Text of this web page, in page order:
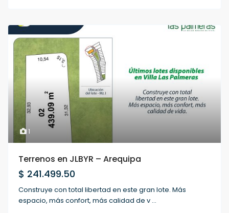
1
Terrenos en JLBYR – Arequipa
$ 241.499.50
Construye con total libertad en este gran lote. Más
espacio, más confort, más calidad de v ...